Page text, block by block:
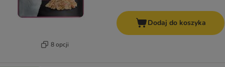
8 opcji
Dodaj do koszyka